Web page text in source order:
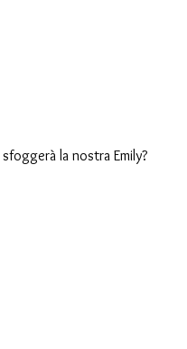
la nostra Emily?